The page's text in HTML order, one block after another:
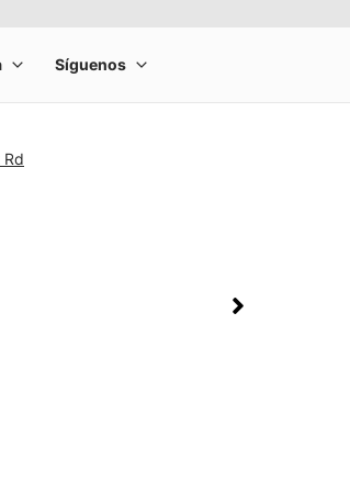
a time. Use the Previous and Next buttons